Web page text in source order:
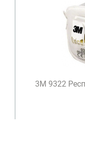
3М 9322